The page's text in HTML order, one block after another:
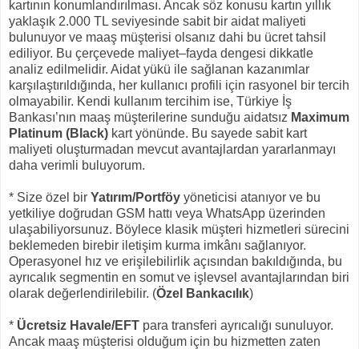
kartının konumlandırılması. Ancak söz konusu kartın yıllık
yaklaşık 2.000 TL seviyesinde sabit bir aidat maliyeti
bulunuyor ve maaş müşterisi olsanız dahi bu ücret tahsil
ediliyor. Bu çerçevede maliyet–fayda dengesi dikkatle
analiz edilmelidir. Aidat yükü ile sağlanan kazanımlar
karşılaştırıldığında, her kullanıcı profili için rasyonel bir tercih
olmayabilir. Kendi kullanım tercihim ise, Türkiye İş
Bankası’nın maaş müşterilerine sunduğu aidatsız Maximum
Platinum (Black) kart yönünde. Bu sayede sabit kart
maliyeti oluşturmadan mevcut avantajlardan yararlanmayı
daha verimli buluyorum.
* Size özel bir Yatırım/Portföy yöneticisi atanıyor ve bu
yetkiliye doğrudan GSM hattı veya WhatsApp üzerinden
ulaşabiliyorsunuz. Böylece klasik müşteri hizmetleri sürecini
beklemeden birebir iletişim kurma imkânı sağlanıyor.
Operasyonel hız ve erişilebilirlik açısından bakıldığında, bu
ayrıcalık segmentin en somut ve işlevsel avantajlarından biri
olarak değerlendirilebilir. (Özel Bankacılık)
* Ücretsiz Havale/EFT para transferi ayrıcalığı sunuluyor.
Ancak maaş müşterisi olduğum için bu hizmetten zaten